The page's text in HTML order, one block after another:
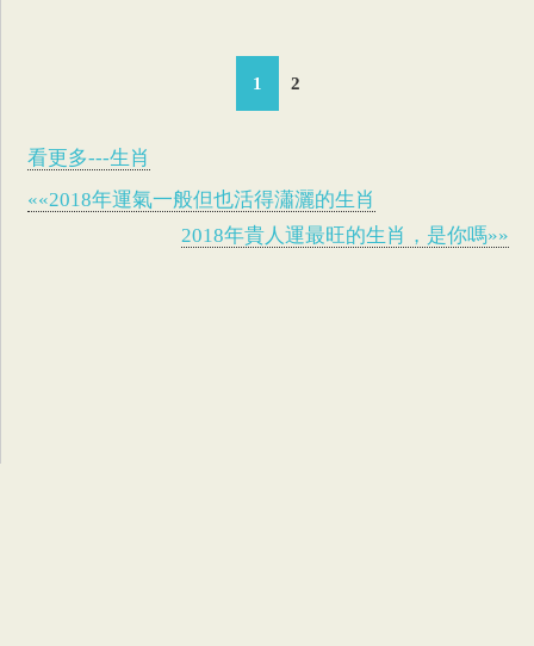
1 2
看更多---生肖
««2018年運氣一般但也活得瀟灑的生肖
2018年貴人運最旺的生肖，是你嗎»»